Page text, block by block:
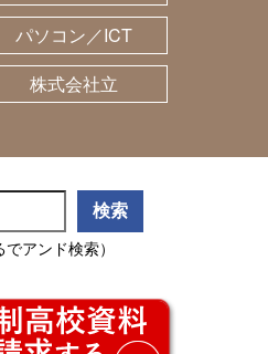
パソコン／ICT
株式会社立
アンド検索）